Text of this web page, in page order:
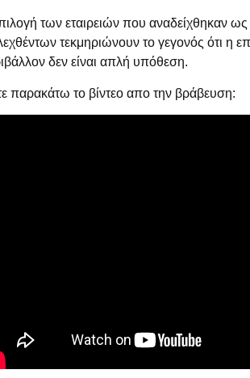
των εταιρειών που αναδείχθηκαν
τεκμηριώνουν το γεγονός ότι η
δεν είναι απλή υπόθεση.
παρακάτω το βίντεο απο την βράβευση: